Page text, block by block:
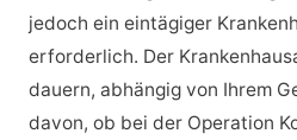
jedoch ein eintägiger
erforderlich. Der
dauern, abhängig von Ihrem
davon, ob bei der Operation